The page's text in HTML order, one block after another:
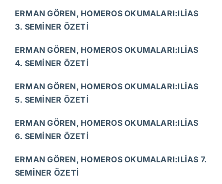
ERMAN GÖREN, HOMEROS OKUMALARI:ILİAS
3. SEMİNER ÖZETİ
ERMAN GÖREN, HOMEROS OKUMALARI:ILİAS
4. SEMİNER ÖZETİ
ERMAN GÖREN, HOMEROS OKUMALARI:ILİAS
5. SEMİNER ÖZETİ
ERMAN GÖREN, HOMEROS OKUMALARI:ILİAS
6. SEMİNER ÖZETİ
ERMAN GÖREN, HOMEROS OKUMALARI:ILİAS 7.
SEMİNER ÖZETİ